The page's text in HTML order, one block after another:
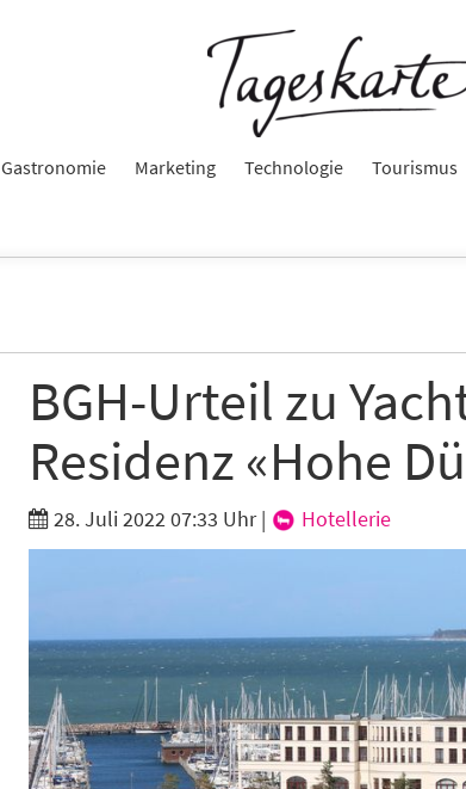
Gastronomie Marketing Technologie Tourismus
BGH-Urteil zu
Residenz «Hohe
28. Juli 2022 07:33 Uhr| Hotellerie
Ich möchte folgende Newsletter erhalten
Tageskarte-Newsletter (gegen 8.30 Uhr)
Anmelden Danke, heute nicht